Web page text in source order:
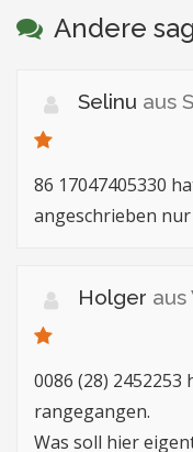
Andere
Selinu aus
86 17047405330
angeschrieben nur
Holger aus
0086 (28)
rangegangen.
Was soll hier